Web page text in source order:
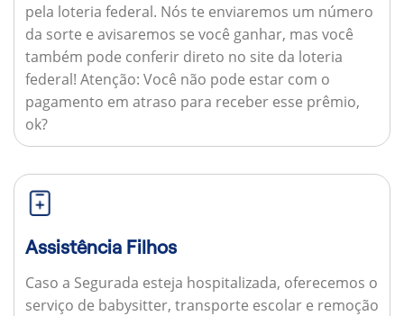
pela loteria federal. Nós te enviaremos um número
da sorte e avisaremos se você ganhar, mas você
também pode conferir direto no site da loteria
federal! Atenção: Você não pode estar com o
pagamento em atraso para receber esse prêmio,
ok?
Assistência Filhos
Caso a Segurada esteja hospitalizada, oferecemos o
serviço de babysitter, transporte escolar e remoção